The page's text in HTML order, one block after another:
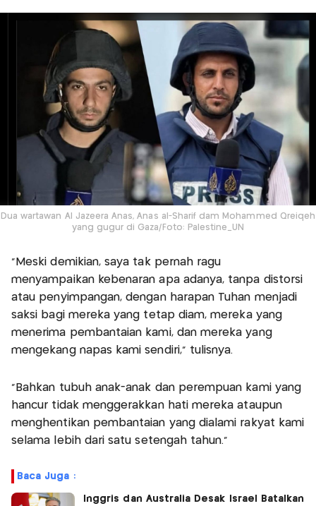
Dua wartawan Al Jazeera Anas, Anas al-Sharif dam Mohammed Qreiqeh
yang gugur di Gaza/Foto: Palestine_UN
“Meski demikian, saya tak pernah ragu
menyampaikan kebenaran apa adanya, tanpa distorsi
atau penyimpangan, dengan harapan Tuhan menjadi
saksi bagi mereka yang tetap diam, mereka yang
menerima pembantaian kami, dan mereka yang
mengekang napas kami sendiri,” tulisnya.
“Bahkan tubuh anak-anak dan perempuan kami yang
hancur tidak menggerakkan hati mereka ataupun
menghentikan pembantaian yang dialami rakyat kami
selama lebih dari satu setengah tahun.”
Baca Juga :
Inggris dan Australia Desak Israel Batalkan